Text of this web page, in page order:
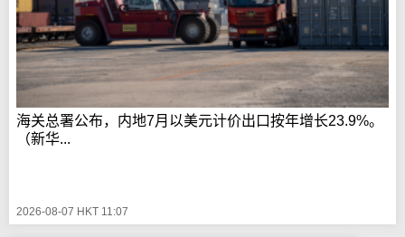
海关总署公布，内地7月以美元计价出口按年增长23.9%。
（新华...
2026-08-07 HKT 11:07